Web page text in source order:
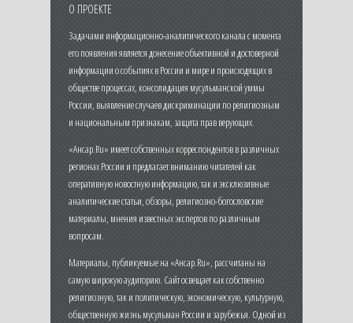
О ПРОЕКТЕ
Задачами информационно-аналитического канала с момента
его появления является донесение объективной и достоверной
информации о событиях в России и мире и происходящих в
обществе процессах, консолидация мусульманской уммы
России, выявление случаев дискриминации по религиозным
и национальным признакам, защита прав верующих.
«Ансар.Ru» имеет собственных корреспондентов в различных
регионах России и предлагает вниманию читателей как
оперативную новостную информацию, так и эксклюзивные
аналитические статьи, обзоры, религиозно-богословские
материалы, мнения известных экспертов по различным
вопросам.
Материалы, публикуемые на «Ансар.Ru», рассчитаны на
самую широкую аудиторию. Сайт освещает как собственно
религиозную, так и политическую, экономическую, культурную,
общественную жизнь мусульман России и зарубежья. Одной из